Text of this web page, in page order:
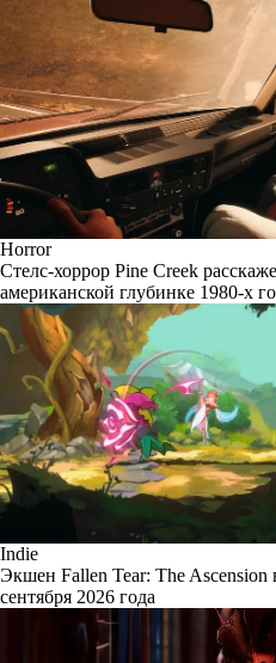
Horror
Стелс-хоррор Pine Creek
американской глубинке 1980-х
Indie
Экшен Fallen Tear: The Ascension
сентября 2026 года